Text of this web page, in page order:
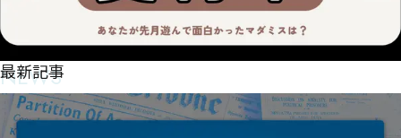
NEWS
最新記事